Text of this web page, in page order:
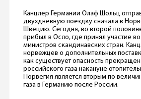
Канцлер Германии Олаф Шольц
двухдневную поездку сначала в
Швецию. Сегодня, во второй
прибыл в Осло, где принял участие
министров скандинавских стран.
норвежцев о дополнительных
как существует опасность
российского газа накануне
Норвегия является вторым по
газа в Германию после России.